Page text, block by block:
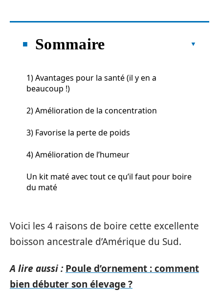
Sommaire
1) Avantages pour la santé (il y en a
beaucoup !)
2) Amélioration de la concentration
3) Favorise la perte de poids
4) Amélioration de l’humeur
Un kit maté avec tout ce qu’il faut pour boire
du maté
Voici les 4 raisons de boire cette excellente
boisson ancestrale d’Amérique du Sud.
A lire aussi : Poule d’ornement : comment
bien débuter son élevage ?